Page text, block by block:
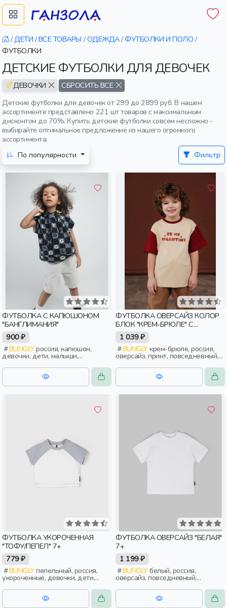
/ДЕТИ /ВСЕ ТОВАРЫ /ОДЕЖДА/ФУТБОЛКИ И ПОЛО /
ФУТБОЛКИ
ДЕТСКИЕ ФУТБОЛКИ ДЛЯ ДЕВОЧЕК
ДЕВОЧКИ
СБРОСИТЬ ВСЕ
Детские футболки для девочек от 299 до 2899 руб. В нашем
ассортименте представлено 221 шт товаров с максимальным
дисконтом до 70%. Купить детские футболки совсем несложно -
выбирайте оптимальное предложение из нашего огромного
ассортимента.
По популярности
Фильтр
ФУТБОЛКА С КАПЮШОНОМ
"БАНГЛИМАНИЯ"
900 ₽
BUNGLYроссия, капюшон,
девочки, дети, малыши,
ФУТБОЛКА ОВЕРСАЙЗ КОЛОР
БЛОК "КРЕМ-БРЮЛЕ" С
ПРИНТОМ
1 039 ₽
BUNGLYкрем-брюле, россия,
оверсайз, принт, повседневный,
девочки, дети, малыши,
дошкольники
ФУТБОЛКА УКОРОЧЕННАЯ
"ТОФУ/ПЕПЕЛ" 7+
779 ₽
BUNGLYпепельный, россия,
укороченные, девочки, дети,
школьники, подростки
ФУТБОЛКА ОВЕРСАЙЗ "БЕЛАЯ"
7+
1 199 ₽
BUNGLYбелый, россия,
оверсайз, повседневный,
девочки, дети, школьники,
подростки